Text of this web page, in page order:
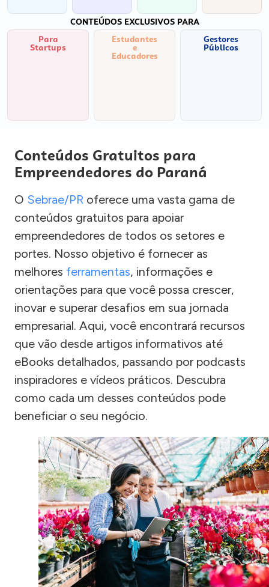
CONTEÚDOS EXCLUSIVOS PARA
Para
Startups
Estudantes
e
Educadores
Gestores
Públicos
Conteúdos Gratuitos para
Empreendedores do Paraná
O Sebrae/PR oferece uma vasta gama de
conteúdos gratuitos para apoiar
empreendedores de todos os setores e
portes. Nosso objetivo é fornecer as
melhores ferramentas, informações e
orientações para que você possa crescer,
inovar e superar desafios em sua jornada
empresarial. Aqui, você encontrará recursos
que vão desde artigos informativos até
eBooks detalhados, passando por podcasts
inspiradores e vídeos práticos. Descubra
como cada um desses conteúdos pode
beneficiar o seu negócio.